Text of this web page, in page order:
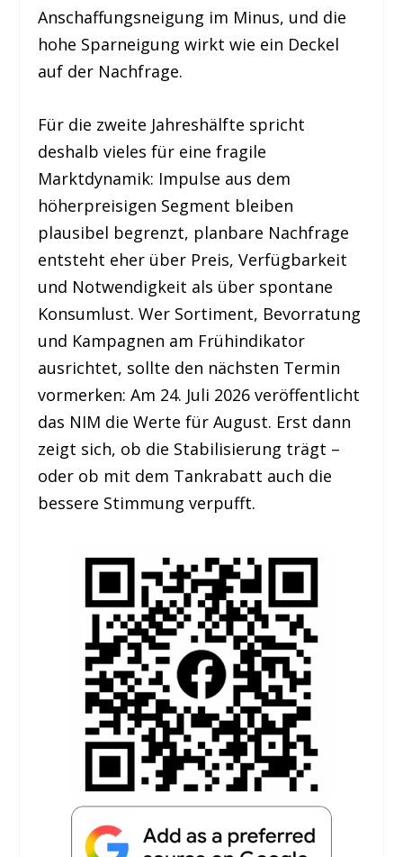
Anschaffungsneigung im Minus, und die
hohe Sparneigung wirkt wie ein Deckel
auf der Nachfrage.
Für die zweite Jahreshälfte spricht
deshalb vieles für eine fragile
Marktdynamik: Impulse aus dem
höherpreisigen Segment bleiben
plausibel begrenzt, planbare Nachfrage
entsteht eher über Preis, Verfügbarkeit
und Notwendigkeit als über spontane
Konsumlust. Wer Sortiment, Bevorratung
und Kampagnen am Frühindikator
ausrichtet, sollte den nächsten Termin
vormerken: Am 24. Juli 2026 veröffentlicht
das NIM die Werte für August. Erst dann
zeigt sich, ob die Stabilisierung trägt –
oder ob mit dem Tankrabatt auch die
bessere Stimmung verpufft.